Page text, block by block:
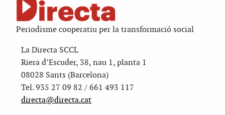
Periodisme cooperatiu per la transformació social
La Directa SCCL
Riera d’Escuder, 38, nau 1, planta 1
08028 Sants (Barcelona)
Tel. 935 27 09 82 / 661 493 117
directa@directa.cat